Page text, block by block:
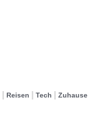
Reisen Tech Zuhause